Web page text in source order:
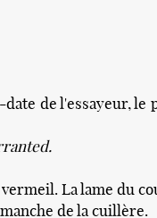
de l'essayeur,
La lame du
de la cuillère.